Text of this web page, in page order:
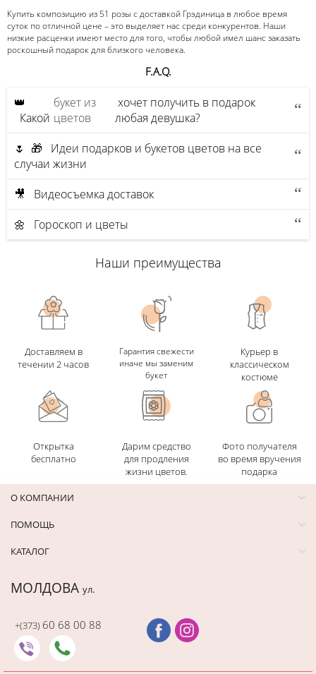
Купить композицию из 51 розы с доставкой Грэдиница в любое время
суток по отличной цене – это выделяет нас среди конкурентов. Наши
низкие расценки имеют место для того, чтобы любой имел шанс заказать
роскошный подарок для близкого человека.
F.A.Q.
👑
Какой
букет из
цветов
хочет получить в подарок
любая девушка?
🌷 🎁 Идеи подарков и букетов цветов на все
случаи жизни
🎥 Видеосъемка доставок
🌼 Гороскоп и цветы
Наши преимущества
Доставляем в
течении 2 часов
Гарантия свежести
иначе мы заменим
букет
Курьер в
классическом
костюме
Открытка
бесплатно
Дарим средство
для продления
жизни цветов.
Фото получателя
во время вручения
подарка
О КОМПАНИИ
ПОМОЩЬ
КАТАЛОГ
МОЛДОВА ул.
+(373) 60 68 00 88